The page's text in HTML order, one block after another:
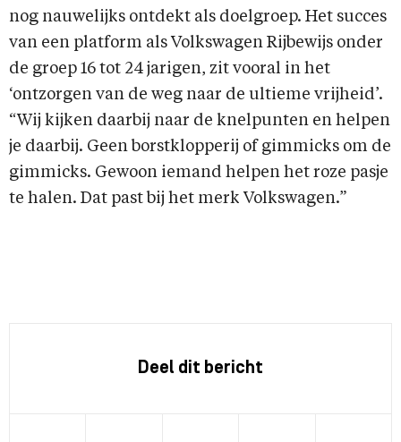
nog nauwelijks ontdekt als doelgroep. Het succes
van een platform als Volkswagen Rijbewijs onder
de groep 16 tot 24 jarigen, zit vooral in het
‘ontzorgen van de weg naar de ultieme vrijheid’.
“Wij kijken daarbij naar de knelpunten en helpen
je daarbij. Geen borstklopperij of gimmicks om de
gimmicks. Gewoon iemand helpen het roze pasje
te halen. Dat past bij het merk Volkswagen.”
Deel dit bericht